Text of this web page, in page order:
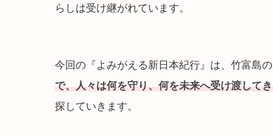
らしは受け継がれています。
今回の『よみがえる新日本紀行』は、竹富島
で、人々は何を守り、何を未来へ受け渡して
探していきます。